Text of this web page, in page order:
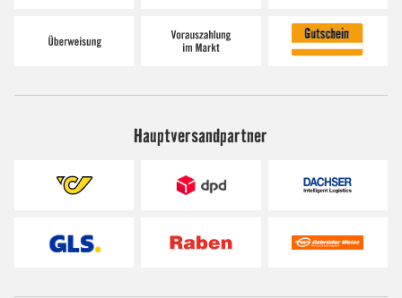
Hauptversandpartner